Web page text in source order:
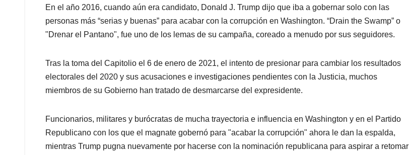
A
p
p
o
o
k
d
I
n
d
s
En el año 2016, cuando aún era candidato, Donald J. Trump dijo que iba a gobernar solo con las
personas más “serias y buenas” para acabar con la corrupción en Washington. “Drain the Swamp” o
"Drenar el Pantano", fue uno de los lemas de su campaña, coreado a menudo por sus seguidores.
Tras la toma del Capitolio el 6 de enero de 2021, el intento de presionar para cambiar los resultados
electorales del 2020 y sus acusaciones e investigaciones pendientes con la Justicia, muchos
miembros de su Gobierno han tratado de desmarcarse del expresidente.
Funcionarios, militares y burócratas de mucha trayectoria e influencia en Washington y en el Partido
Republicano con los que el magnate gobernó para "acabar la corrupción" ahora le dan la espalda,
mientras Trump pugna nuevamente por hacerse con la nominación republicana para aspirar a retomar